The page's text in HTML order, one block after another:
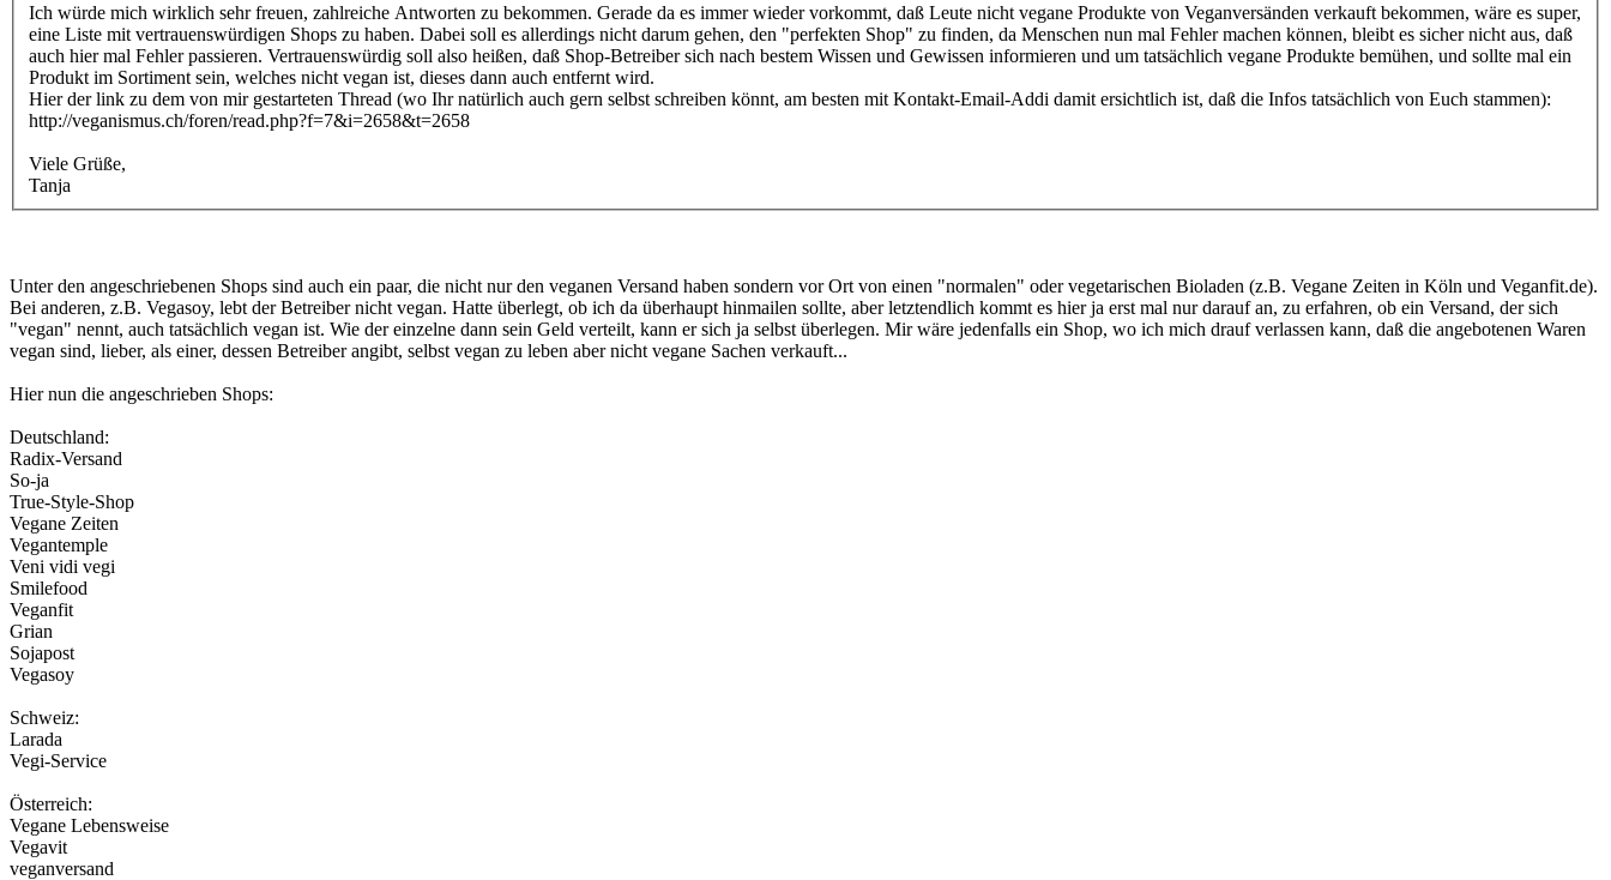
Ich würde mich wirklich sehr freuen, zahlreiche Antworten zu bekommen. Gerade da es immer wieder vorkommt, daß Leute nicht vegane Produkte von Veganversänden verkauft bekommen, wäre es super,
eine Liste mit vertrauenswürdigen Shops zu haben. Dabei soll es allerdings nicht darum gehen, den "perfekten Shop" zu finden, da Menschen nun mal Fehler machen können, bleibt es sicher nicht aus, daß
auch hier mal Fehler passieren. Vertrauenswürdig soll also heißen, daß Shop-Betreiber sich nach bestem Wissen und Gewissen informieren und um tatsächlich vegane Produkte bemühen, und sollte mal ein
Produkt im Sortiment sein, welches nicht vegan ist, dieses dann auch entfernt wird.
Hier der link zu dem von mir gestarteten Thread (wo Ihr natürlich auch gern selbst schreiben könnt, am besten mit Kontakt-Email-Addi damit ersichtlich ist, daß die Infos tatsächlich von Euch stammen):
http://veganismus.ch/foren/read.php?f=7&i=2658&t=2658
Viele Grüße,
Tanja
Unter den angeschriebenen Shops sind auch ein paar, die nicht nur den veganen Versand haben sondern vor Ort von einen "normalen" oder vegetarischen Bioladen (z.B. Vegane Zeiten in Köln und Veganfit.de).
Bei anderen, z.B. Vegasoy, lebt der Betreiber nicht vegan. Hatte überlegt, ob ich da überhaupt hinmailen sollte, aber letztendlich kommt es hier ja erst mal nur darauf an, zu erfahren, ob ein Versand, der sich
"vegan" nennt, auch tatsächlich vegan ist. Wie der einzelne dann sein Geld verteilt, kann er sich ja selbst überlegen. Mir wäre jedenfalls ein Shop, wo ich mich drauf verlassen kann, daß die angebotenen Waren
vegan sind, lieber, als einer, dessen Betreiber angibt, selbst vegan zu leben aber nicht vegane Sachen verkauft...
Hier nun die angeschrieben Shops:
Deutschland:
Radix-Versand
So-ja
True-Style-Shop
Vegane Zeiten
Vegantemple
Veni vidi vegi
Smilefood
Veganfit
Grian
Sojapost
Vegasoy
Schweiz:
Larada
Vegi-Service
Österreich:
Vegane Lebensweise
Vegavit
veganversand